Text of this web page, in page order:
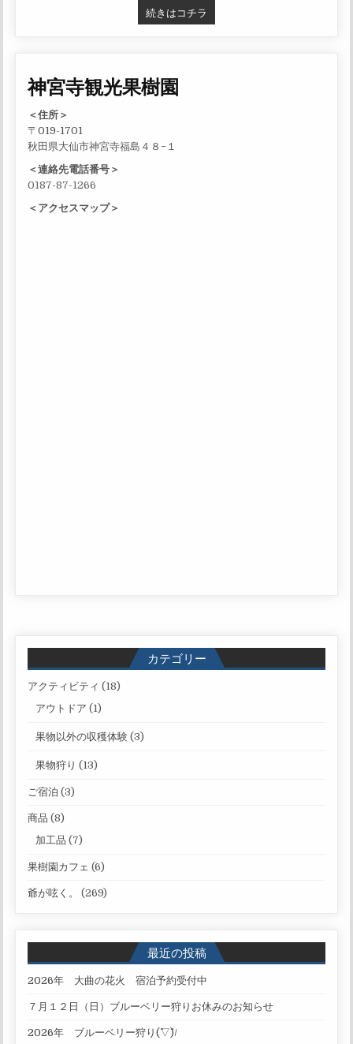
続きはコチラ
神宮寺観光果樹園
＜住所＞
〒019-1701
秋田県大仙市神宮寺福島４８−１
＜連絡先電話番号＞
0187-87-1266
＜アクセスマップ＞
カテゴリー
アクティビティ (18)
アウトドア (1)
果物以外の収穫体験 (3)
果物狩り (13)
ご宿泊 (3)
商品 (8)
加工品 (7)
果樹園カフェ (6)
爺が呟く。 (269)
最近の投稿
2026年 大曲の花火 宿泊予約受付中
７月１２日（日）ブルーベリー狩りお休みのお知らせ
2026年 ブルーベリー狩り(^▽^)/